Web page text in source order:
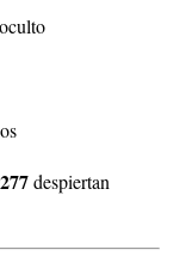
despiertan